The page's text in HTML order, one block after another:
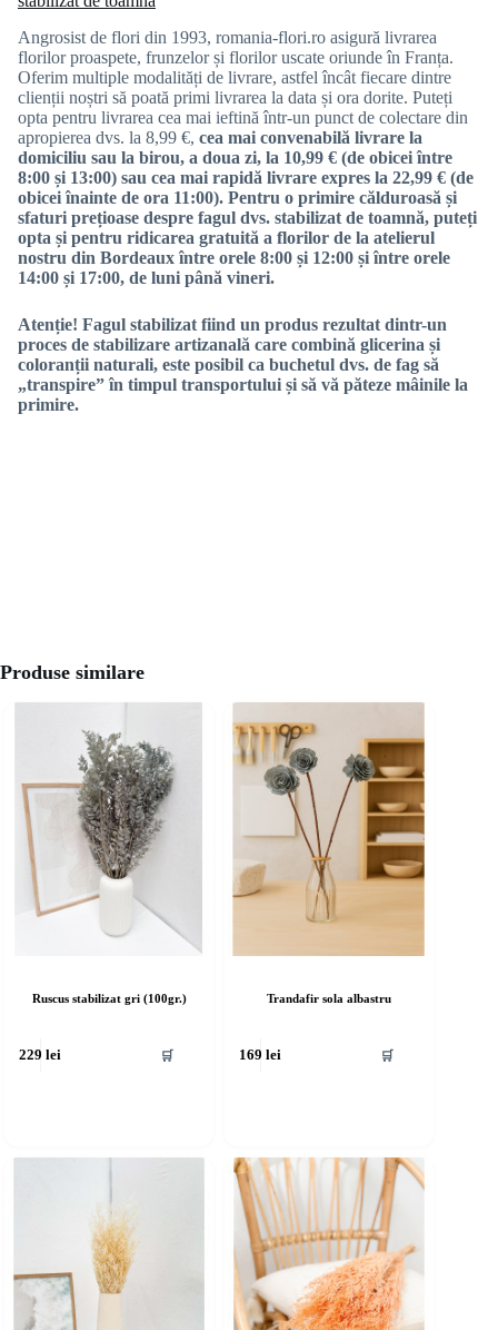
Angrosist de flori din 1993, romania-flori.ro asigură livrarea
florilor proaspete, frunzelor și florilor uscate oriunde în Franța.
Oferim multiple modalități de livrare, astfel încât fiecare dintre
clienții noștri să poată primi livrarea la data și ora dorite. Puteți
opta pentru livrarea cea mai ieftină într-un punct de colectare din
apropierea dvs. la 8,99 €, cea mai convenabilă livrare la
domiciliu sau la birou, a doua zi, la 10,99 € (de obicei între
8:00 și 13:00) sau cea mai rapidă livrare expres la 22,99 € (de
obicei înainte de ora 11:00). Pentru o primire călduroasă și
sfaturi prețioase despre fagul dvs. stabilizat de toamnă, puteți
opta și pentru ridicarea gratuită a florilor de la atelierul
nostru din Bordeauxîntre orele 8:00 și 12:00 și între orele
14:00 și 17:00, de luni până vineri.
Atenție! Fagul stabilizat fiind un produs rezultat dintr-un
proces de stabilizare artizanală care combină glicerina și
coloranții naturali, este posibil ca buchetul dvs. de fag să
„transpire” în timpul transportului și să vă păteze mâinile la
primire.
Produse similare
Ruscus stabilizat gri (100gr.)
229lei 🛒
Trandafir sola albastru
169lei 🛒